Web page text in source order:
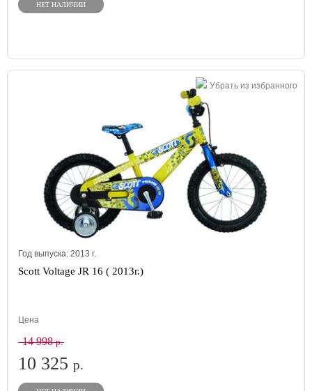
НЕТ НАЛИЧИИ
Убрать из избранного
Год выпуска: 2013 г.
Scott Voltage JR 16 ( 2013г.)
Цена
14 998р.
10 325 р.